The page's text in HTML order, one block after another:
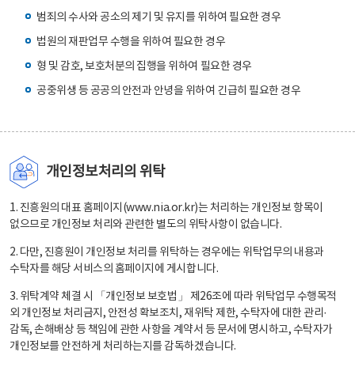
범죄의 수사와 공소의 제기 및 유지를 위하여 필요한 경우
법원의 재판업무 수행을 위하여 필요한 경우
형 및 감호, 보호처분의 집행을 위하여 필요한 경우
공중위생 등 공공의 안전과 안녕을 위하여 긴급히 필요한 경우
개인정보처리의 위탁
1. 진흥원의 대표 홈페이지(www.nia.or.kr)는 처리하는 개인정보 항목이
없으므로 개인정보 처리와 관련한 별도의 위탁사항이 없습니다.
2. 다만, 진흥원이 개인정보 처리를 위탁하는 경우에는 위탁업무의 내용과
수탁자를 해당 서비스의 홈페이지에 게시합니다.
3. 위탁계약 체결 시 「개인정보 보호법」 제26조에 따라 위탁업무 수행목적
외 개인정보 처리금지, 안전성 확보조치, 재위탁 제한, 수탁자에 대한 관리·
감독, 손해배상 등 책임에 관한 사항을 계약서 등 문서에 명시하고, 수탁자가
개인정보를 안전하게 처리하는지를 감독하겠습니다.